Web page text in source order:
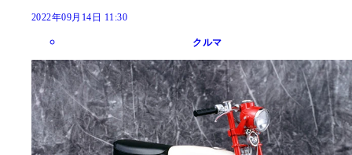
2022年09月14日 11:30
クルマ